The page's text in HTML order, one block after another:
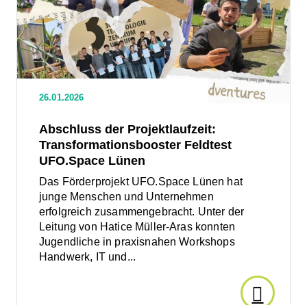
„Hier
wächst
bei
26.01.2026
Abschluss der Projektlaufzeit:
Transformationsbooster Feldtest
UFO.Space Lünen
Das Förderprojekt UFO.Space Lünen hat
junge Menschen und Unternehmen
erfolgreich zusammengebracht. Unter der
Leitung von Hatice Müller-Aras konnten
Jugendliche in praxisnahen Workshops
Handwerk, IT und...
Den
der
Projektlaufzeit:
Transformationsbooster
Feldtest
UFO.Space